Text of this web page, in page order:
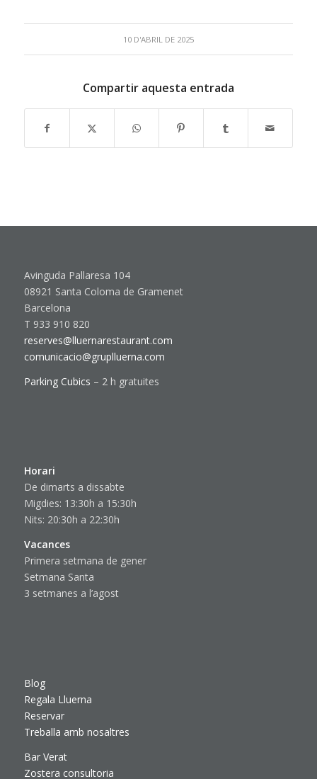
10 D'ABRIL DE 2025
Compartir aquesta entrada
Avinguda Pallaresa 104
08921 Santa Coloma de Gramenet
Barcelona
T 933 910 820
reserves@lluernarestaurant.com
comunicacio@gruplluerna.com
Parking Cubics – 2 h gratuites
Horari
De dimarts a dissabte
Migdies: 13:30h a 15:30h
Nits: 20:30h a 22:30h
Vacances
Primera setmana de gener
Setmana Santa
3 setmanes a l’agost
Blog
Regala Lluerna
Reservar
Treballa amb nosaltres
Bar Verat
Zostera consultoria